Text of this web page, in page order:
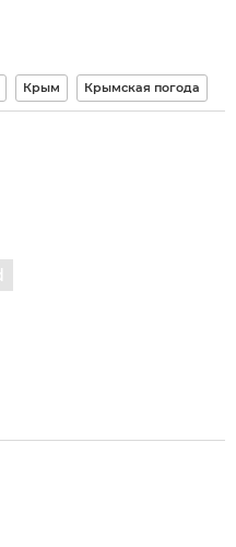
Крым Крымская погода